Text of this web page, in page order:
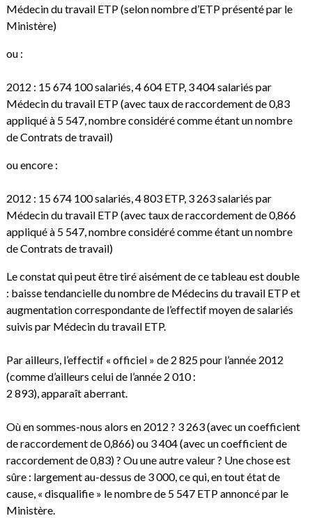
Médecin du travail ETP (selon nombre d’ETP présenté par le
Ministère)
ou :
2012 : 15 674 100 salariés, 4 604 ETP, 3 404 salariés par
Médecin du travail ETP (avec taux de raccordement de 0,83
appliqué à 5 547, nombre considéré comme étant un nombre
de Contrats de travail)
ou encore :
2012 : 15 674 100 salariés, 4 803 ETP, 3 263 salariés par
Médecin du travail ETP (avec taux de raccordement de 0,866
appliqué à 5 547, nombre considéré comme étant un nombre
de Contrats de travail)
Le constat qui peut être tiré aisément de ce tableau est double
: baisse tendancielle du nombre de Médecins du travail ETP et
augmentation correspondante de l’effectif moyen de salariés
suivis par Médecin du travail ETP.
Par ailleurs, l’effectif « officiel » de 2 825 pour l’année 2012
(comme d’ailleurs celui de l’année 2 010 :
2 893), apparaît aberrant.
Où en sommes-nous alors en 2012 ? 3 263 (avec un coefficient
de raccordement de 0,866) ou 3 404 (avec un coefficient de
raccordement de 0,83) ? Ou une autre valeur ? Une chose est
sûre : largement au-dessus de 3 000, ce qui, en tout état de
cause, « disqualifie » le nombre de 5 547 ETP annoncé par le
Ministère.